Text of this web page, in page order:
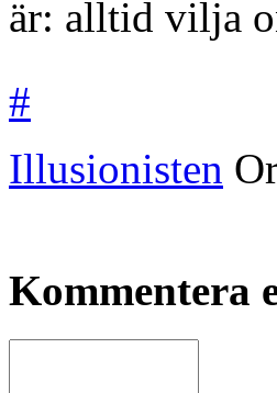
är: alltid vilja
#
Illusionisten
Kommentera